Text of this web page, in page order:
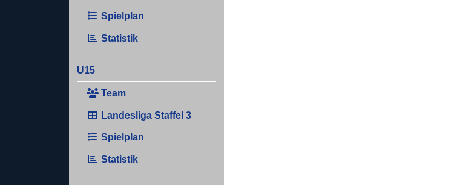
Spielplan
Statistik
U15
Team
Landesliga Staffel 3
Spielplan
Statistik